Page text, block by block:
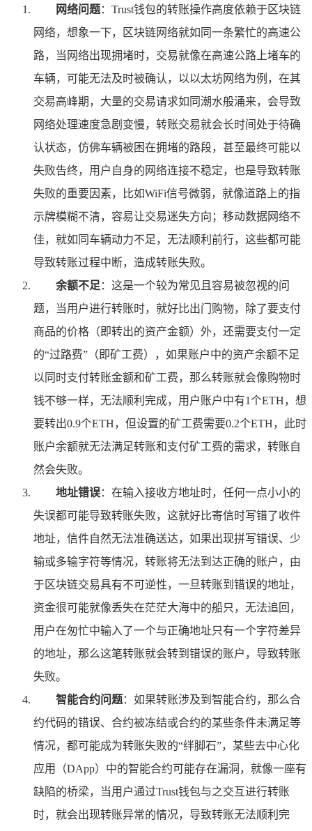
网络问题：Trust钱包的转账操作高度依赖于区块链
网络，想象一下，区块链网络就如同一条繁忙的高速公
路，当网络出现拥堵时，交易就像在高速公路上堵车的
车辆，可能无法及时被确认，以以太坊网络为例，在其
交易高峰期，大量的交易请求如同潮水般涌来，会导致
网络处理速度急剧变慢，转账交易就会长时间处于待确
认状态，仿佛车辆被困在拥堵的路段，甚至最终可能以
失败告终，用户自身的网络连接不稳定，也是导致转账
失败的重要因素，比如WiFi信号微弱，就像道路上的指
示牌模糊不清，容易让交易迷失方向；移动数据网络不
佳，就如同车辆动力不足，无法顺利前行，这些都可能
导致转账过程中断，造成转账失败。
余额不足 ：这是一个较为常见且容易被忽视的问
题，当用户进行转账时，就好比出门购物，除了要支付
商品的价格（即转出的资产金额）外，还需要支付一定
的“过路费”（即矿工费），如果账户中的资产余额不足
以同时支付转账金额和矿工费，那么转账就会像购物时
钱不够一样，无法顺利完成，用户账户中有1个ETH，想
要转出0.9个ETH，但设置的矿工费需要0.2个ETH，此时
账户余额就无法满足转账和支付矿工费的需求，转账自
然会失败。
地址错误：在输入接收方地址时，任何一点小小的
失误都可能导致转账失败，这就好比寄信时写错了收件
地址，信件自然无法准确送达，如果出现拼写错误、少
输或多输字符等情况，转账将无法到达正确的账户，由
于区块链交易具有不可逆性，一旦转账到错误的地址，
资金很可能就像丢失在茫茫大海中的船只，无法追回，
用户在匆忙中输入了一个与正确地址只有一个字符差异
的地址，那么这笔转账就会转到错误的账户，导致转账
失败。
智能合约问题：如果转账涉及到智能合约，那么合
约代码的错误、合约被冻结或合约的某些条件未满足等
情况，都可能成为转账失败的“绊脚石”，某些去中心化
应用（DApp）中的智能合约可能存在漏洞，就像一座有
缺陷的桥梁，当用户通过Trust钱包与之交互进行转账
时，就会出现转账异常的情况，导致转账无法顺利完